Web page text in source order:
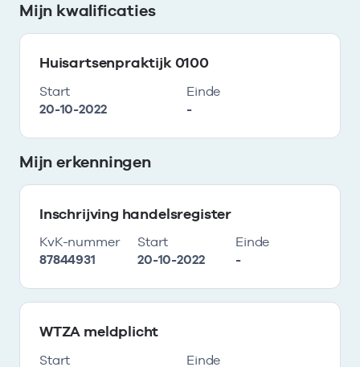
Mijn kwalificaties
Huisartsenpraktijk 0100
Start
20-10-2022
Einde
-
Mijn erkenningen
Inschrijving handelsregister
KvK-nummer
87844931
Start
20-10-2022
Einde
-
WTZA meldplicht
Start
Einde